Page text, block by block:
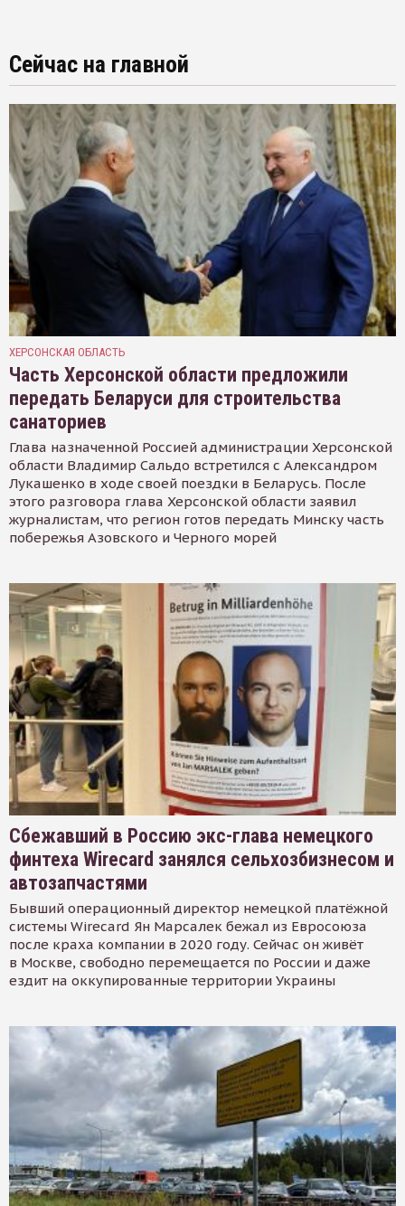
Сейчас на главной
ХЕРСОНСКАЯ ОБЛАСТЬ
Часть Херсонской области предложили
передать Беларуси для строительства
санаториев
Глава назначенной Россией администрации Херсонской
области Владимир Сальдо встретился с Александром
Лукашенко в ходе своей поездки в Беларусь. После
этого разговора глава Херсонской области заявил
журналистам, что регион готов передать Минску часть
побережья Азовского и Черного морей
Сбежавший в Россию экс-глава немецкого
финтеха Wirecard занялся сельхозбизнесом и
автозапчастями
Бывший операционный директор немецкой платёжной
системы Wirecard Ян Марсалек бежал из Евросоюза
после краха компании в 2020 году. Сейчас он живёт
в Москве, свободно перемещается по России и даже
ездит на оккупированные территории Украины